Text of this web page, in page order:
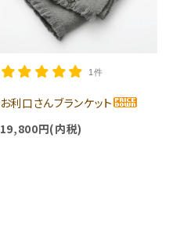
1件
お利口さんブランケット
19,800円(内税)